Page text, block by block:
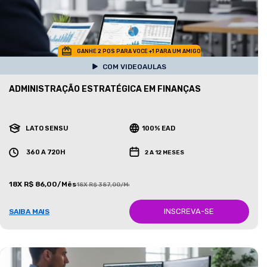
GANHE 2 POS PARA VOCE +1 PARA UM AMIGO
COM VIDEOAULAS
ADMINISTRAÇÃO ESTRATÉGICA EM FINANÇAS
LATO SENSU 100% EAD
360 A 720H 2 A 12 MESES
18X R$ 86,00/Mês18X R$ 387,00/Mês
SAIBA MAIS INSCREVA-SE